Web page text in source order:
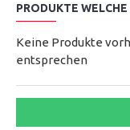
PRODUKTE
Keine Produkte
entsprechen